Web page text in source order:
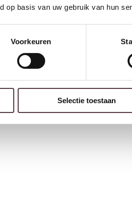
op basis van uw gebruik van hun
Voorkeuren
Selectie toestaan